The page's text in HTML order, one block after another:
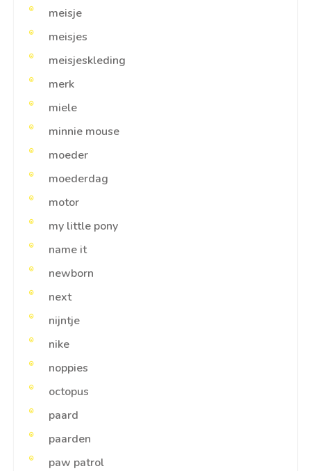
meisje
meisjes
meisjeskleding
merk
miele
minnie mouse
moeder
moederdag
motor
my little pony
name it
newborn
next
nijntje
nike
noppies
octopus
paard
paarden
paw patrol